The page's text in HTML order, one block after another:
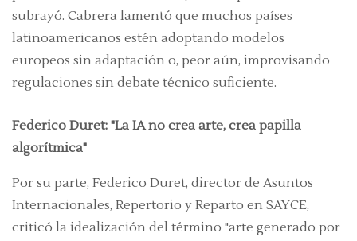
subrayó. Cabrera lamentó que muchos países
latinoamericanos estén adoptando modelos
europeos sin adaptación o, peor aún, improvisando
regulaciones sin debate técnico suficiente.
Federico Duret: "La IA no crea arte, crea papilla
algorítmica"
Por su parte, Federico Duret, director de Asuntos
Internacionales, Repertorio y Reparto en SAYCE,
criticó la idealización del término "arte generado por